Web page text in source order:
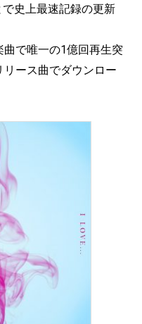
史上最速記録の更新
で唯一の1億回再生突
ース曲でダウンロー